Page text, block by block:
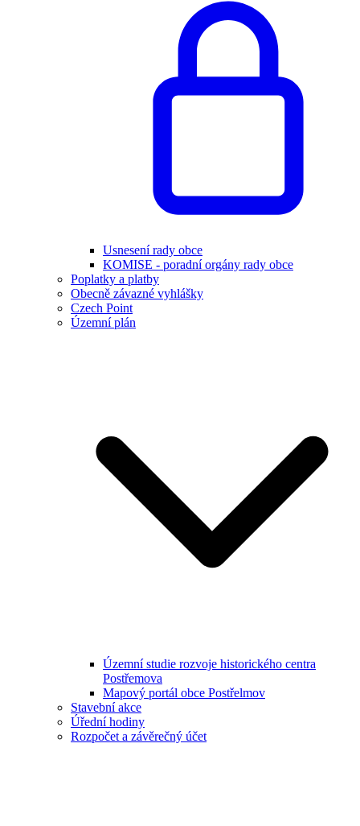
Usnesení rady obce
KOMISE - poradní orgány rady obce
Poplatky a platby
Obecně závazné vyhlášky
Czech Point
Územní plán
Územní studie rozvoje historického centra
Postřemova
Mapový portál obce Postřelmov
Stavební akce
Úřední hodiny
Rozpočet a závěrečný účet